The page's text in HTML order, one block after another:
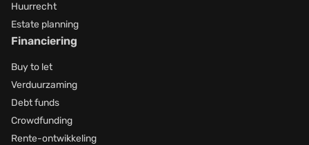
Huurrecht
Estate planning
Financiering
Buy to let
Verduurzaming
Debt funds
Crowdfunding
Rente-ontwikkeling